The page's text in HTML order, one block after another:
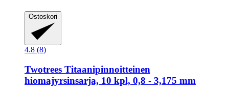
Ostoskori
4.8 (8)
Twotrees Titaanipinnoitteinen
hiomajyrsinsarja, 10 kpl, 0,8 -​ 3,175 mm